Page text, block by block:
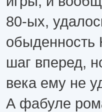
80-ых,
шаг вперед,
века ему не
А фабуле